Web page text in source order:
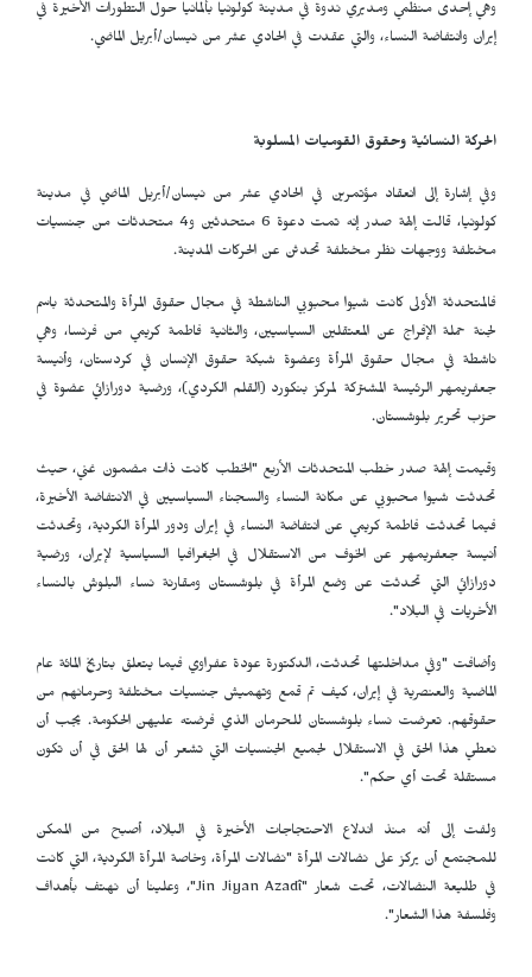
وهي إحدى منظمي ومديري ندوة في مدينة كولونيا بألمانيا حول التطورات الأخيرة في
إيران وانتفاضة النساء، والتي عقدت في الحادي عشر من نيسان/أبريل الماضي.
الحركة النسائية وحقوق القوميات المسلوبة
وفي إشارة إلى انعقاد مؤتمرين في الحادي عشر من نيسان/أبريل الماضي في مدينة
كولونيا، قالت إلهة صدر إنه تمت دعوة 6 متحدثين و4 متحدثات من جنسيات
مختلفة ووجهات نظر مختلفة تحدثن عن الحركات المدينة.
فالمتحدثة الأولى كانت شيوا محبوبي الناشطة في مجال حقوق المرأة والمتحدثة باسم
لجنة حملة الإفراج عن المعتقلين السياسيين، والثانية فاطمة كريمي من فرنسا، وهي
ناشطة في مجال حقوق المرأة وعضوة شبكة حقوق الإنسان في كردستان، وأنيسة
جعفريمهر الرئيسة المشتركة لمركز بنكورد (القلم الكردي)، ورضية دورازائي عضوة في
حزب تحرير بلوشستان.
وقيمت إلهة صدر خطب المتحدثات الأربع "الخطب كانت ذات مضمون غني، حيث
تحدثت شيوا محبوبي عن مكانة النساء والسجناء السياسيين في الانتفاضة الأخيرة،
فيما تحدثت فاطمة كريمي عن انتفاضة النساء في إيران ودور المرأة الكردية، وتحدثت
أنيسة جعفريمهر عن الخوف من الاستقلال في الجغرافيا السياسية لإيران، ورضية
دورازائي التي تحدثت عن وضع المرأة في بلوشستان ومقارنة نساء البلوش بالنساء
الأخريات في البلاد".
وأضافت "وفي مداخلتها تحدثت، الدكتورة عودة عفراوي فيما يتعلق بتاريخ المائة عام
الماضية والعنصرية في إيران، كيف تم قمع وتهميش جنسيات مختلفة وحرمانهم من
حقوقهم. تعرضت نساء بلوشستان للحرمان الذي فرضته عليهن الحكومة. يجب أن
نعطي هذا الحق في الاستقلال لجميع الجنسيات التي تشعر أن لها الحق في أن تكون
مستقلة تحت أي حكم".
ولفت إلى أنه منذ اندلاع الاحتجاجات الأخيرة في البلاد، أصبح من الممكن
للمجتمع أن يركز على نضالات المرأة "نضالات المرأة، وخاصة المرأة الكردية، التي كانت
في طليعة النضالات، تحت شعار "Jin Jiyan Azadî"، وعلينا أن نهتف بأهداف
وفلسفة هذا الشعار".